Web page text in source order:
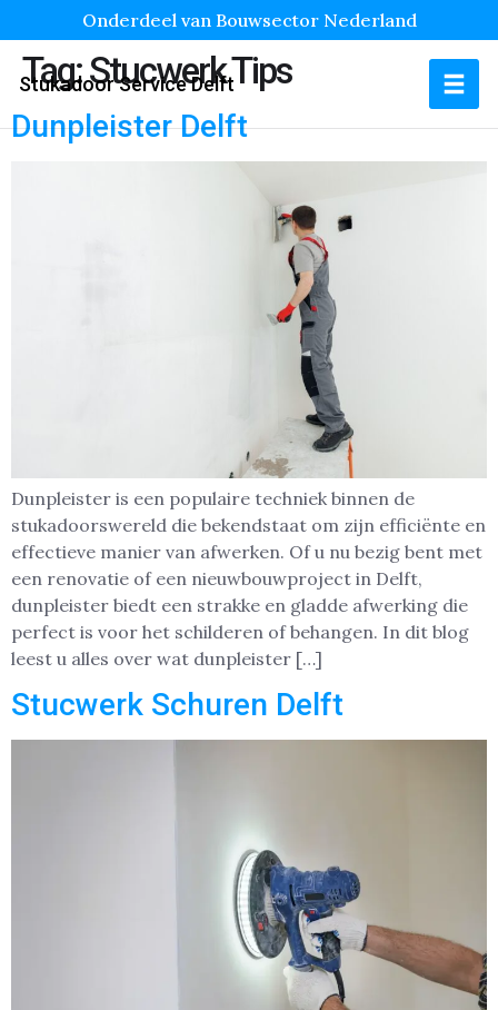
Onderdeel van Bouwsector Nederland
Stukadoor Service Delft
Tag:Stucwerk Tips
Dunpleister Delft
Dunpleister is een populaire techniek binnen de
stukadoorswereld die bekendstaat om zijn efficiënte en
effectieve manier van afwerken. Of u nu bezig bent met
een renovatie of een nieuwbouwproject in Delft,
dunpleister biedt een strakke en gladde afwerking die
perfect is voor het schilderen of behangen. In dit blog
leest u alles over wat dunpleister […]
Stucwerk Schuren Delft